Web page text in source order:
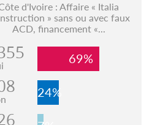
d'Ivoire : Affaire « Italia
» sans ou avec faux
ACD, financement «...
69%
24%